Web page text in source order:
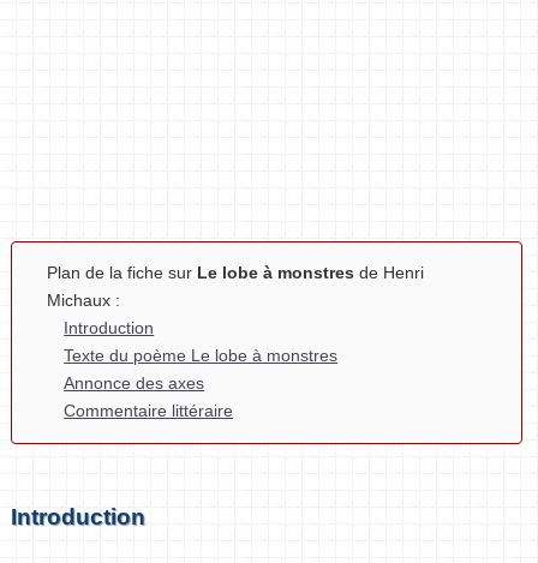
Plan de la fiche sur Le lobe à monstres de Henri
Michaux :
Introduction
Texte du poème Le lobe à monstres
Annonce des axes
Commentaire littéraire
Introduction